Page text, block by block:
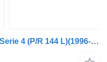
Tapa de válvula para Scania Serie 4 (P/R 144 L)(1996->) camión